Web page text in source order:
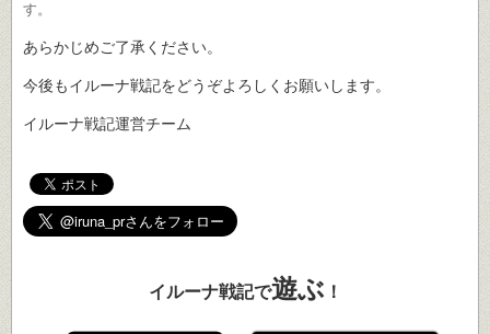
す。
あらかじめご了承ください。
今後もイルーナ戦記をどうぞよろしくお願いします。
イルーナ戦記運営チーム
イルーナ戦記で遊ぶ ！